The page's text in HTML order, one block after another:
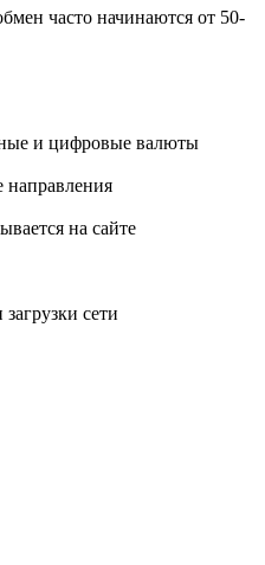
часто начинаются от 50-
и цифровые валюты
направления
на сайте
сети